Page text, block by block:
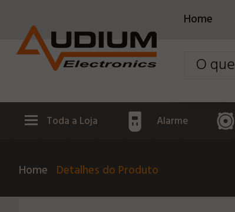
Home
Toda a Loja Alarme
Home Detalhes do Produto